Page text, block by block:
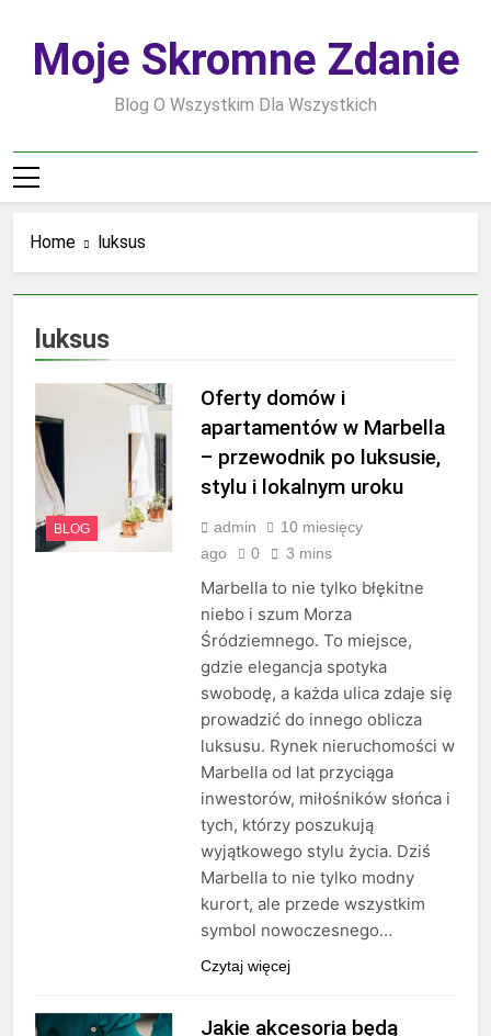
contentMoje Skromne Zdanie
Blog O Wszystkim Dla Wszystkich
Home luksus
luksus
BLOG
Oferty domów i
apartamentów w Marbella
– przewodnik po luksusie,
stylu i lokalnym uroku
admin
10 miesięcy
ago
0 3 mins
Marbella to nie tylko błękitne
niebo i szum Morza
Śródziemnego. To miejsce,
gdzie elegancja spotyka
swobodę, a każda ulica zdaje się
prowadzić do innego oblicza
luksusu. Rynek nieruchomości w
Marbella od lat przyciąga
inwestorów, miłośników słońca i
tych, którzy poszukują
wyjątkowego stylu życia. Dziś
Marbella to nie tylko modny
kurort, ale przede wszystkim
symbol nowoczesnego…
Czytaj więcej
Jakie akcesoria będą